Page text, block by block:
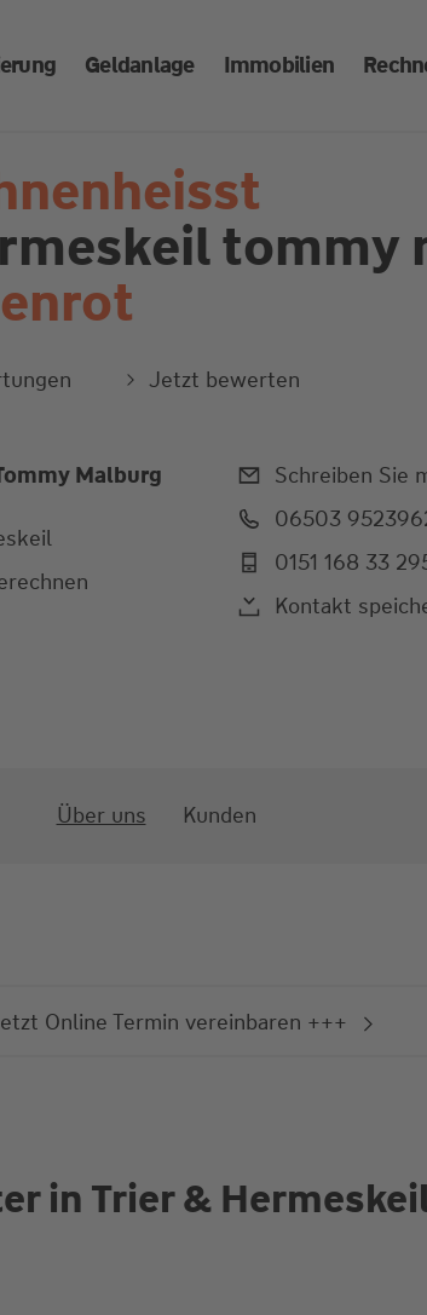
Geldanlage Immobilien
tommy
Jetzt bewerten
Malburg
Schreiben Sie
06503
0151 168 33
Kontakt
Über uns Kunden
Online Termin vereinbaren +++
in Trier &